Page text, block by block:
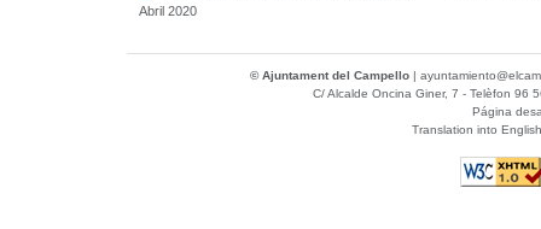
Abril 2020
© Ajuntament del Campello |
C/ Alcalde Oncina Giner, 7 - Telèfon 96
Página
Translation into